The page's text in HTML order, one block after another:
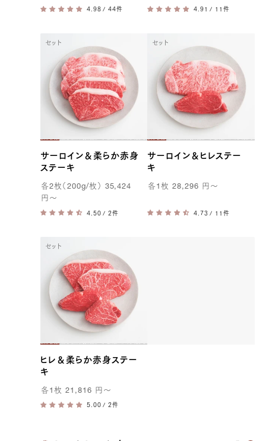
/ 44件 / 11件
セット
サーロイン＆柔らか赤身
ステーキ
各2枚（ 200g/枚） 35,424
円 〜
/ 2件
セット
サーロイン＆ヒレステー
キ
各1枚28,296 円 〜
/ 11件
セット
ヒレ＆柔らか赤身ステー
キ
各1 枚 21,816 円 〜
/ 2件